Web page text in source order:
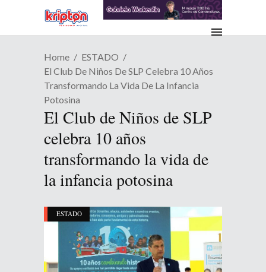
Home
ESTADO
El Club De Niños De SLP Celebra 10 Años
Transformando La Vida De La Infancia
Potosina
El Club de Niños de SLP
celebra 10 años
transformando la vida de
la infancia potosina
ESTADO